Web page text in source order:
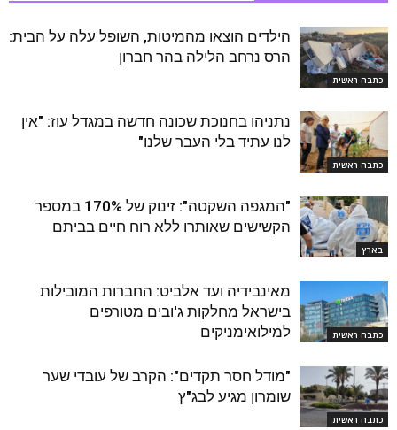
כתבה ראשית
הילדים הוצאו מהמיטות, השופל עלה על הבית:
הרס נרחב הלילה בהר חברון
כתבה ראשית
נתניהו בחנוכת שכונה חדשה במגדל עוז: "אין
לנו עתיד בלי העבר שלנו"
בארץ
"המגפה השקטה": זינוק של 170% במספר
הקשישים שאותרו ללא רוח חיים בביתם
כתבה ראשית
מאינבידיה ועד אלביט: החברות המובילות
בישראל מחלקות ג'ובים מטורפים
למילואימניקים
כתבה ראשית
"מודל חסר תקדים": הקרב של עובדי שער
שומרון מגיע לבג"ץ